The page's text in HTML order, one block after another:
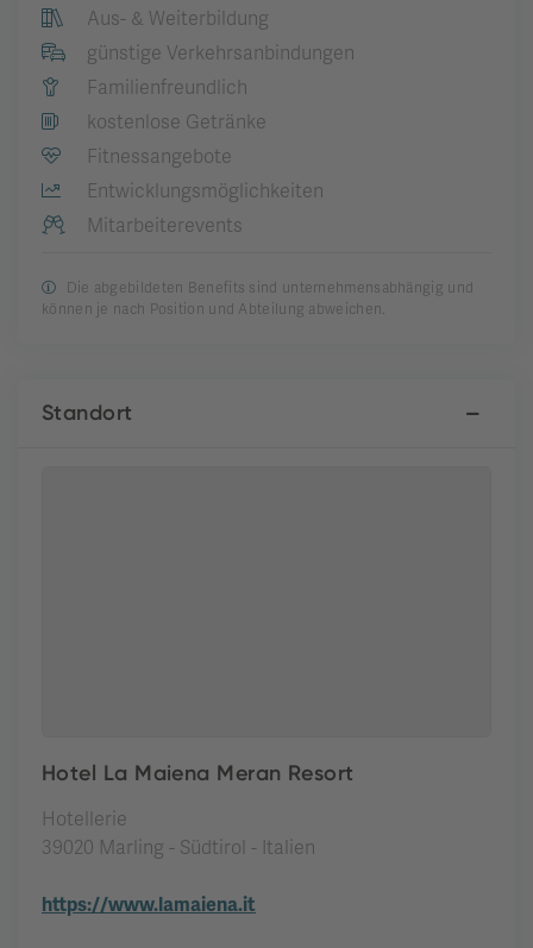
Aus- & Weiterbildung
günstige Verkehrsanbindungen
Familienfreundlich
kostenlose Getränke
Fitnessangebote
Entwicklungsmöglichkeiten
Mitarbeiterevents
Die abgebildeten Benefits sind unternehmensabhängig und
können je nach Position und Abteilung abweichen.
Standort
Hotel La Maiena Meran Resort
Hotellerie
39020 Marling - Südtirol - Italien
https://www.lamaiena.it